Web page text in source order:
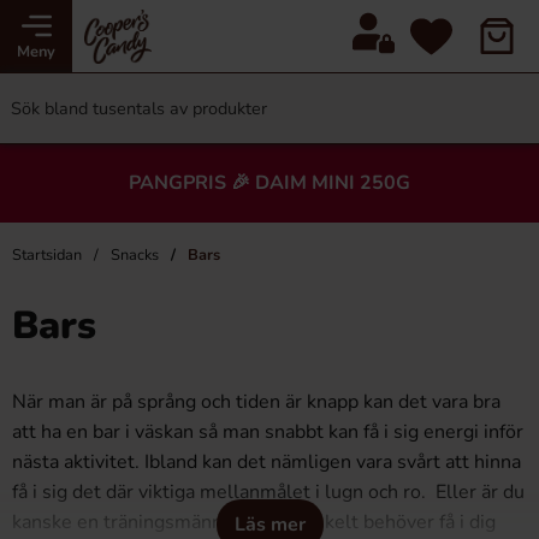
Meny
PANGPRIS 🎉 DAIM MINI 250G
Startsidan Snacks Bars
Bars
Läs mer
När man är på språng och tiden är knapp kan det vara bra
att ha en bar i väskan så man snabbt kan få i sig energi inför
nästa aktivitet. Ibland kan det nämligen vara svårt att hinna
få i sig det där viktiga mellanmålet i lugn och ro. Eller är du
kanske en träningsmänniska som enkelt behöver få i dig